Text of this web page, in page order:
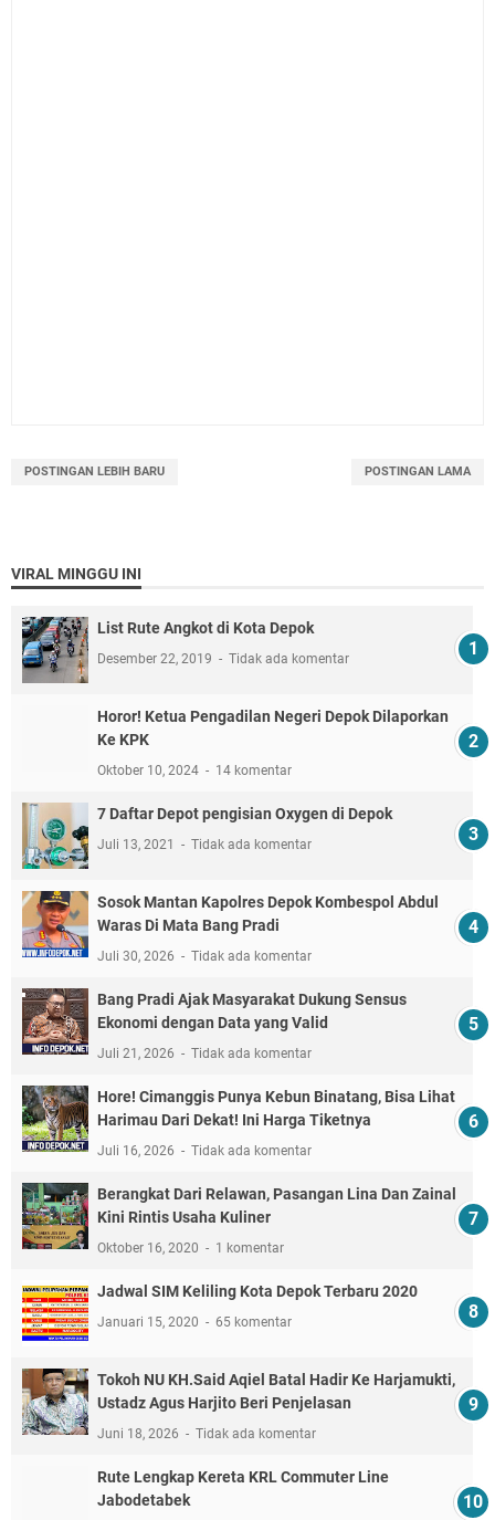
POSTINGAN LEBIH BARU POSTINGAN LAMA
VIRAL MINGGU INI
List Rute Angkot di Kota Depok
Desember 22, 2019 Tidak ada komentar
Horor! Ketua Pengadilan Negeri Depok Dilaporkan
Ke KPK
Oktober 10, 2024 14 komentar
7 Daftar Depot pengisian Oxygen di Depok
Juli 13, 2021 Tidak ada komentar
Sosok Mantan Kapolres Depok Kombespol Abdul
Waras Di Mata Bang Pradi
Juli 30, 2026 Tidak ada komentar
Bang Pradi Ajak Masyarakat Dukung Sensus
Ekonomi dengan Data yang Valid
Juli 21, 2026 Tidak ada komentar
Hore! Cimanggis Punya Kebun Binatang, Bisa Lihat
Harimau Dari Dekat! Ini Harga Tiketnya
Juli 16, 2026 Tidak ada komentar
Berangkat Dari Relawan, Pasangan Lina Dan Zainal
Kini Rintis Usaha Kuliner
Oktober 16, 2020 1 komentar
Jadwal SIM Keliling Kota Depok Terbaru 2020
Januari 15, 2020 65 komentar
Tokoh NU KH.Said Aqiel Batal Hadir Ke Harjamukti,
Ustadz Agus Harjito Beri Penjelasan
Juni 18, 2026 Tidak ada komentar
Rute Lengkap Kereta KRL Commuter Line
Jabodetabek